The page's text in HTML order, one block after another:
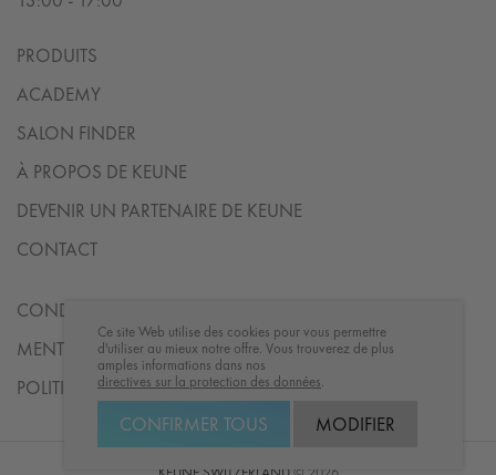
PRODUITS
ACADEMY
SALON FINDER
À PROPOS DE KEUNE
DEVENIR UN PARTENAIRE DE KEUNE
CONTACT
CONDITIONS
MENTIONS LÉGALES
POLITIQUE DE CONFIDENTIALITÉ
Ce site Web utilise des cookies pour vous permettre
d'utiliser au mieux notre offre. Vous trouverez de plus
amples informations dans nos
directives sur la protection des données.
CONFIRMER TOUS MODIFIER